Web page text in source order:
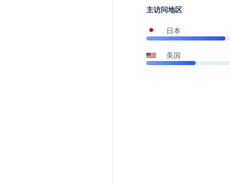
主访问地区
日本
美国